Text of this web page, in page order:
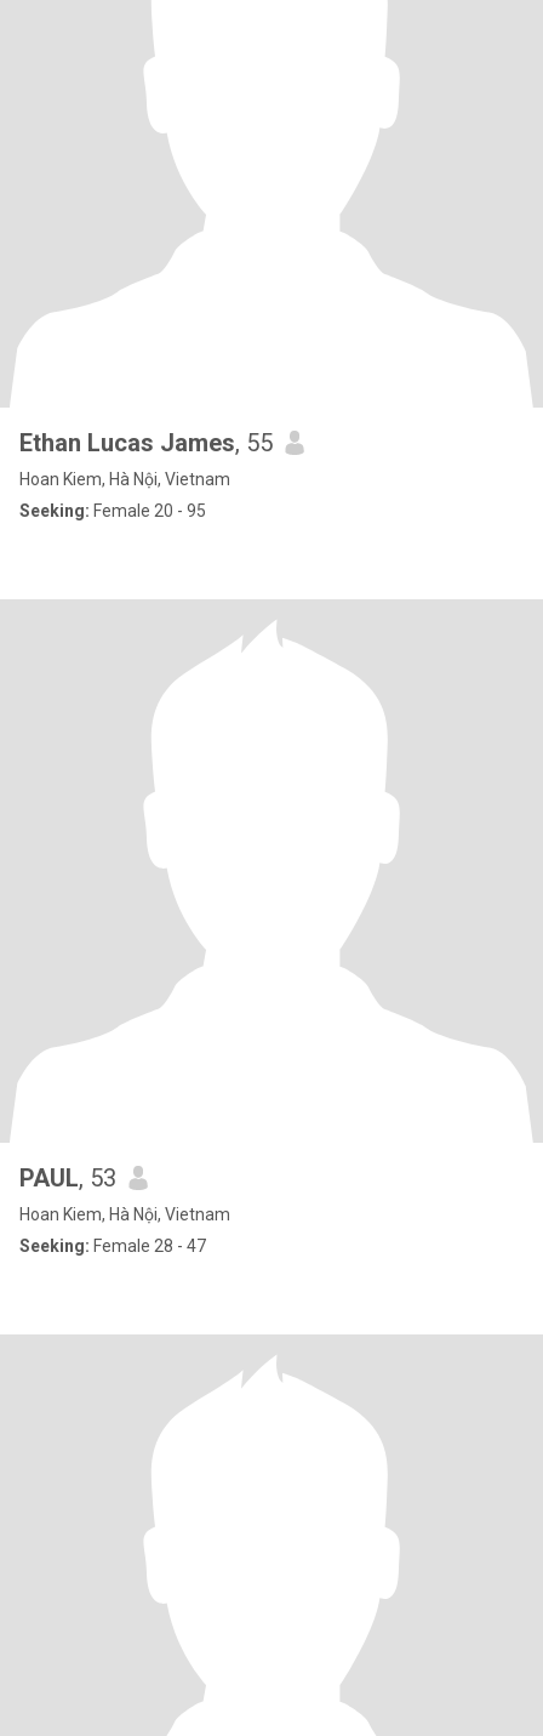
Ethan Lucas James, 55
Hoan Kiem, Hà Nội, Vietnam
Seeking: Female 20 - 95
PAUL, 53
Hoan Kiem, Hà Nội, Vietnam
Seeking: Female 28 - 47